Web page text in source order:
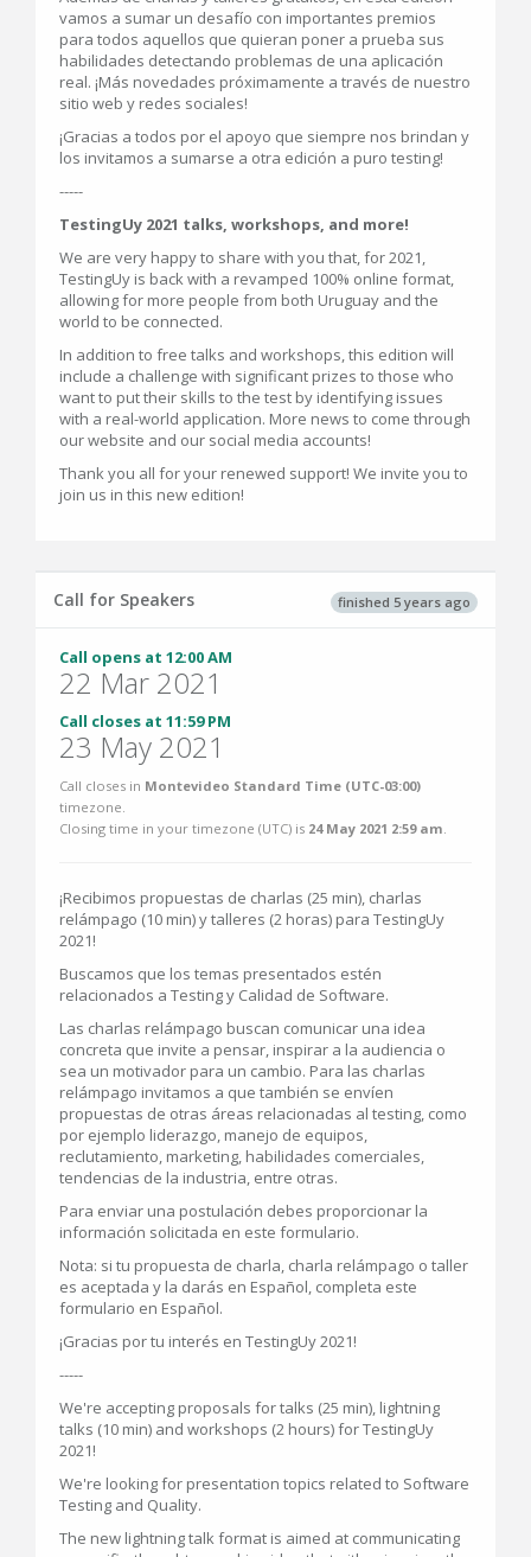
vamos a sumar un desafío con importantes premios
para todos aquellos que quieran poner a prueba sus
habilidades detectando problemas de una aplicación
real. ¡Más novedades próximamente a través de nuestro
sitio web y redes sociales!
¡Gracias a todos por el apoyo que siempre nos brindan y
los invitamos a sumarse a otra edición a puro testing!
-----
TestingUy 2021 talks, workshops, and more!
We are very happy to share with you that, for 2021,
TestingUy is back with a revamped 100% online format,
allowing for more people from both Uruguay and the
world to be connected.
In addition to free talks and workshops, this edition will
include a challenge with significant prizes to those who
want to put their skills to the test by identifying issues
with a real-world application. More news to come through
our website and our social media accounts!
Thank you all for your renewed support! We invite you to
join us in this new edition!
finished 5 years ago
Call for Speakers
Call opens at 12:00 AM
22 Mar 2021
Call closes at 11:59 PM
23 May 2021
Call closes in Montevideo Standard Time (UTC-03:00)
timezone.
Closing time in your timezone (UTC) is 24 May 2021 2:59 am
¡Recibimos propuestas de charlas (25 min), charlas
relámpago (10 min) y talleres (2 horas) para TestingUy
2021!
Buscamos que los temas presentados estén
relacionados a Testing y Calidad de Software.
Las charlas relámpago buscan comunicar una idea
concreta que invite a pensar, inspirar a la audiencia o
sea un motivador para un cambio. Para las charlas
relámpago invitamos a que también se envíen
propuestas de otras áreas relacionadas al testing, como
por ejemplo liderazgo, manejo de equipos,
reclutamiento, marketing, habilidades comerciales,
tendencias de la industria, entre otras.
Para enviar una postulación debes proporcionar la
información solicitada en este formulario.
Nota: si tu propuesta de charla, charla relámpago o taller
es aceptada y la darás en Español, completa este
formulario en Español.
¡Gracias por tu interés en TestingUy 2021!
-----
We're accepting proposals for talks (25 min), lightning
talks (10 min) and workshops (2 hours) for TestingUy
2021!
We're looking for presentation topics related to Software
Testing and Quality.
The new lightning talk format is aimed at communicating